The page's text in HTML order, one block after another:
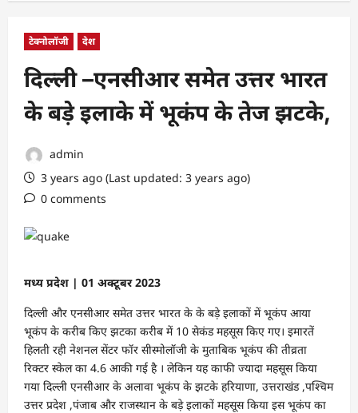
टेक्नोलॉजी देश
दिल्ली –एनसीआर समेत उत्तर भारत
के बड़े इलाके में भूकंप के तेज झटके,
admin
3 years ago (Last updated: 3 years ago)
0 comments
मध्य प्रदेश | 01 अक्टूबर 2023
दिल्ली और एनसीआर समेत उत्तर भारत के के बड़े इलाकों में भूकंप आया
भूकंप के करीब किए झटका करीब में 10 सेकंड महसूस किए गए। इमारतें
हिलती रही नेशनल सेंटर फॉर सीस्मोलॉजी के मुताबिक भूकंप की तीव्रता
रिक्टर स्केल का 4.6 आकी गई है । लेकिन यह काफी ज्यादा महसूस किया
गया दिल्ली एनसीआर के अलावा भूकंप के झटके हरियाणा, उत्तराखंड ,पश्चिम
उत्तर प्रदेश ,पंजाब और राजस्थान के बड़े इलाकों महसूस किया इस भूकंप का